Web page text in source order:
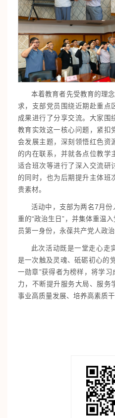
本着教育者先受教育的理
求，支部党员围绕近期赴重点
成果进行了分享交流。 大家围
教育实效这一核心问题， 紧扣
会发展主题，深刻领悟红色资
的内在联系，并就各点位教学
适合班次等进行了深入交流研
的同时，也为后期提升主体班
贵素材。
活动中，支部为两名7月
重的“政治生日”，并集体重温
员第一身份，永葆共产党人政治
此次活动既是一堂走心走
是一次触及灵魂、砥砺初心的
一勋章”获得者为榜样，将学
力，不断提升服务大局、服务
事业高质量发展、培养高素质